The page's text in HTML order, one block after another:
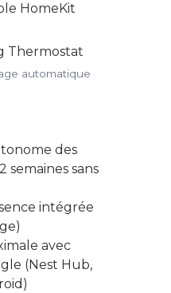
HomeKit
Thermostat
automatique
des
semaines sans
intégrée
avec
(Nest Hub,